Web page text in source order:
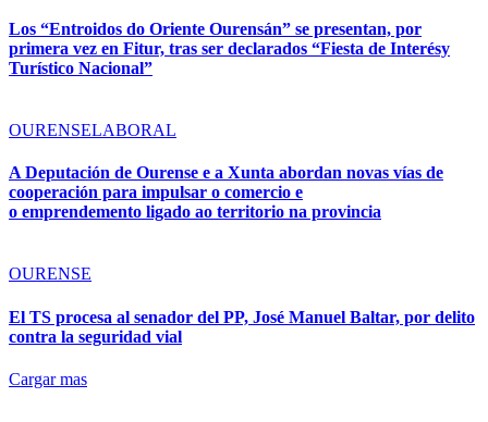
Los “Entroidos do Oriente Ourensán” se presentan, por
primera vez en Fitur, tras ser declarados “Fiesta de Interésy
Turístico Nacional”
OURENSELABORAL
A Deputación de Ourense e a Xunta abordan novas vías de
cooperación para impulsar o comercio e
o emprendemento ligado ao territorio na provincia
OURENSE
El TS procesa al senador del PP, José Manuel Baltar, por delito
contra la seguridad vial
Cargar mas